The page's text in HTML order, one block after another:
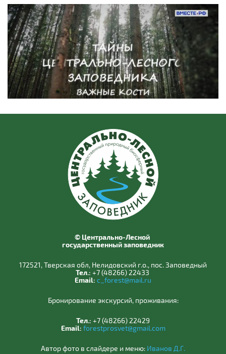
© Центрально-Лесной
государственный заповедник
172521, Тверская обл, Нелидовский г.о., пос. Заповедный
Тел.: +7 (48266) 22433
Email: c_forest@mail.ru
Бронирование экскурсий, проживания:
Тел.: +7 (48266) 22429
Email: forestprosvet@gmail.com
Автор фото в слайдере и меню: Иванов Д.Г.